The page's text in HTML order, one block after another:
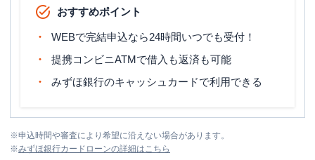
おすすめポイント
WEBで完結申込なら24時間いつでも受付！
提携コンビニATMで借入も返済も可能
みずほ銀行のキャッシュカードで利用できる
※申込時間や審査により希望に沿えない場合があります。
※みずほ銀行カードローンの詳細はこちら